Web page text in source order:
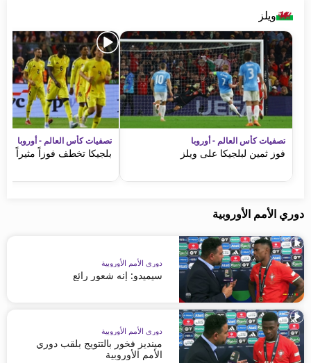
ويلز
تصفيات كأس العالم - أوروبا
فوز ثمين لبلجيكا على ويلز
تصفيات كأس العالم - أوروبا
بلجيكا تخطف فوزاً مثيراً
دوري الأمم الأوروبية
دوري الأمم الأوروبية
سيميدو: إنه شعور رائع
دوري الأمم الأوروبية
مينديز فخور بالتتويج بلقب دوري
الأمم الأوروبية